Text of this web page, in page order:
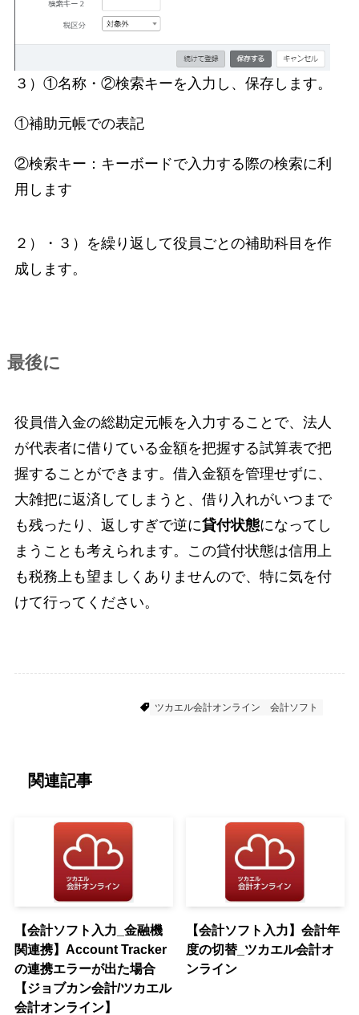
３）①名称・②検索キーを入力し、保存します。
①補助元帳での表記
②検索キー：キーボードで入力する際の検索に利
用します
２）・３）を繰り返して役員ごとの補助科目を作
成します。
最後に
役員借入金の総勘定元帳を入力することで、法人
が代表者に借りている金額を把握する試算表で把
握することができます。借入金額を管理せずに、
大雑把に返済してしまうと、借り入れがいつまで
も残ったり、返しすぎで逆に貸付状態になってし
まうことも考えられます。この貸付状態は信用上
も税務上も望ましくありませんので、特に気を付
けて行ってください。
ツカエル会計オンライン 会計ソフト
関連記事
【会計ソフト入力_金融機
関連携】Account Tracker
の連携エラーが出た場合
【ジョブカン会計/ツカエル
会計オンライン】
【会計ソフト入力】会計年
度の切替_ツカエル会計オ
ンライン